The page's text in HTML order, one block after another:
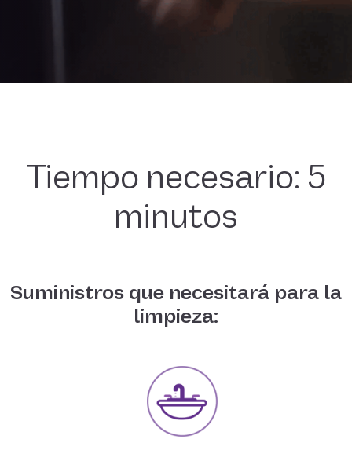
Tiempo necesario: 5
minutos
Suministros que necesitará para la
limpieza: